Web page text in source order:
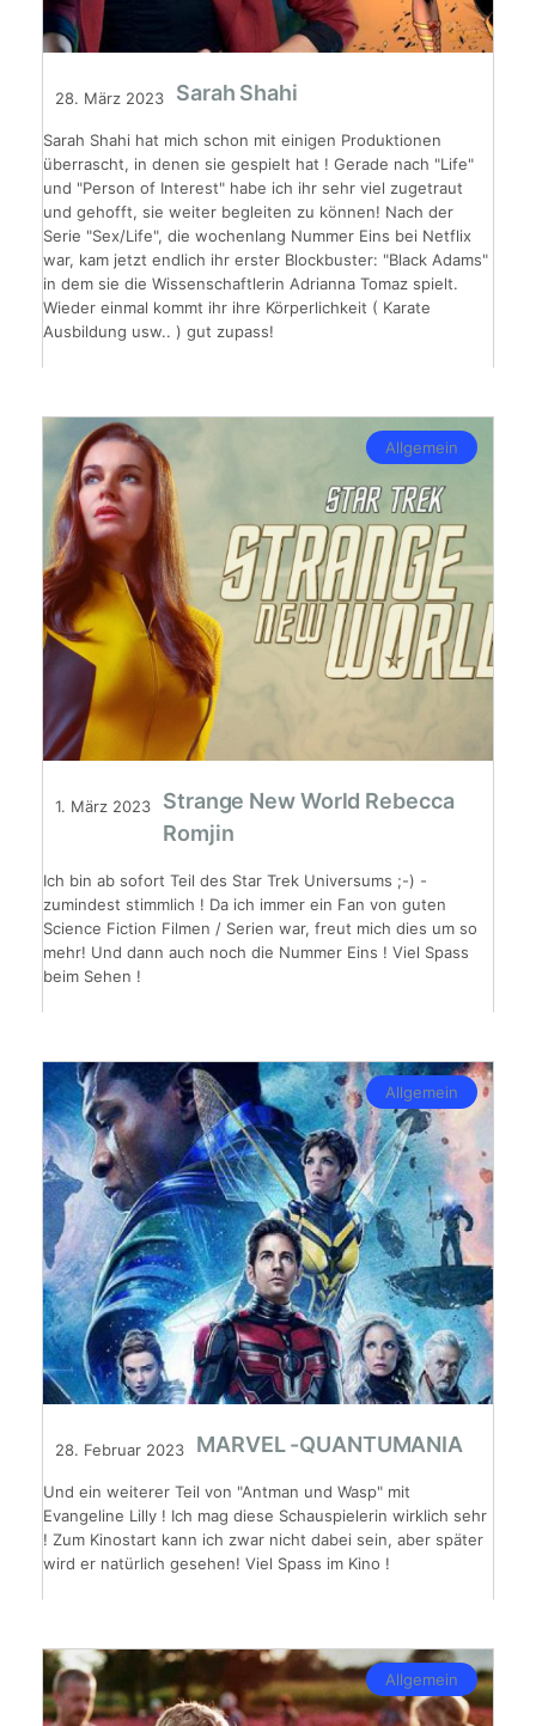
28. März 2023 Sarah Shahi
Sarah Shahi hat mich schon mit einigen Produktionen
überrascht, in denen sie gespielt hat ! Gerade nach "Life"
und "Person of Interest" habe ich ihr sehr viel zugetraut
und gehofft, sie weiter begleiten zu können! Nach der
Serie "Sex/Life", die wochenlang Nummer Eins bei Netflix
war, kam jetzt endlich ihr erster Blockbuster: "Black Adams"
in dem sie die Wissenschaftlerin Adrianna Tomaz spielt.
Wieder einmal kommt ihr ihre Körperlichkeit ( Karate
Ausbildung usw.. ) gut zupass!
Allgemein
1. März 2023
Strange New World Rebecca
Romjin
Ich bin ab sofort Teil des Star Trek Universums ;-) -
zumindest stimmlich ! Da ich immer ein Fan von guten
Science Fiction Filmen / Serien war, freut mich dies um so
mehr! Und dann auch noch die Nummer Eins ! Viel Spass
beim Sehen !
Allgemein
28. Februar 2023 MARVEL -QUANTUMANIA
Und ein weiterer Teil von "Antman und Wasp" mit
Evangeline Lilly ! Ich mag diese Schauspielerin wirklich sehr
! Zum Kinostart kann ich zwar nicht dabei sein, aber später
wird er natürlich gesehen! Viel Spass im Kino !
Allgemein